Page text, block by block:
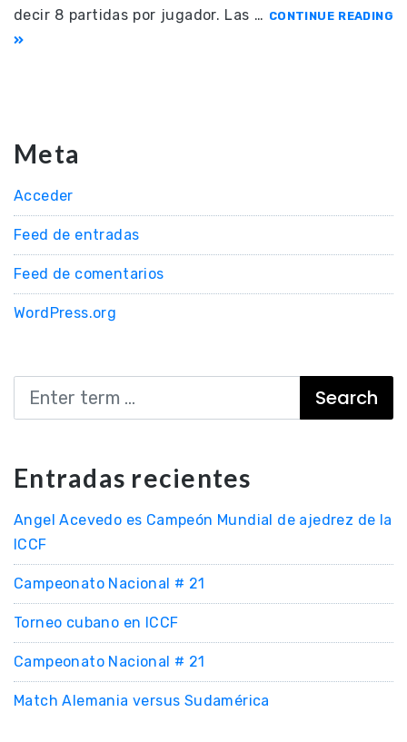
decir 8 partidas por jugador. Las … CONTINUE READING
Meta
Acceder
Feed de entradas
Feed de comentarios
WordPress.org
Search
Entradas recientes
Angel Acevedo es Campeón Mundial de ajedrez de la
ICCF
Campeonato Nacional # 21
Torneo cubano en ICCF
Campeonato Nacional # 21
Match Alemania versus Sudamérica